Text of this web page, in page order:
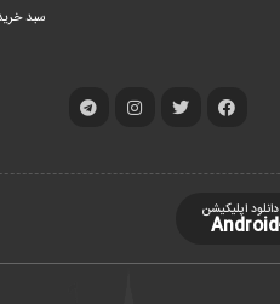
سبد
دانلود اپلیکیشن
Android